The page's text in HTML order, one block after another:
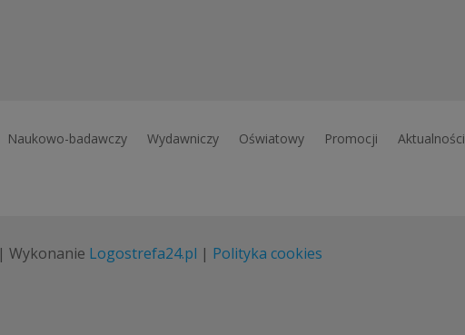
Naukowo-badawczy Wydawniczy Oświatowy Promocji Aktualności
| Wykonanie Logostrefa24.pl | Polityka cookies